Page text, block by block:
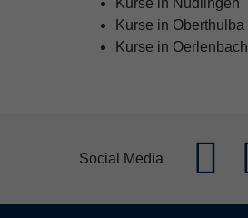
Kurse in Nüdlingen
Kurse in Oberthulba
Kurse in Oerlenbach
Social Media